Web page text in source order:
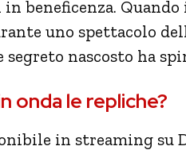
beneficenza.
uno spettacolo
segreto nascosto ha
onda le repliche?
in streaming su